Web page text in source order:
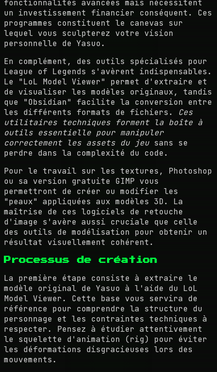
fonctionnalités avancées mais nécessitent
un investissement financier conséquent. Ces
programmes constituent le canevas sur
lequel vous sculpterez votre vision
personnelle de Yasuo.
En complément, des outils spécialisés pour
League of Legends s'avèrent indispensables.
Le "LoL Model Viewer" permet d'extraire et
de visualiser les modèles originaux, tandis
que "Obsidian" facilite la conversion entre
les différents formats de fichiers. Ces
utilitaires techniques forment la boîte à
outils essentielle pour manipuler
correctement les assets du jeusans se
perdre dans la complexité du code.
Pour le travail sur les textures, Photoshop
ou sa version gratuite GIMP vous
permettront de créer ou modifier les
"peaux" appliquées aux modèles 3D. La
maîtrise de ces logiciels de retouche
d'image s'avère aussi cruciale que celle
des outils de modélisation pour obtenir un
résultat visuellement cohérent.
Processus de création
La première étape consiste à extraire le
modèle original de Yasuo à l'aide du LoL
Model Viewer. Cette base vous servira de
référence pour comprendre la structure du
personnage et les contraintes techniques à
respecter. Pensez à étudier attentivement
le squelette d'animation (rig) pour éviter
les déformations disgracieuses lors des
mouvements.